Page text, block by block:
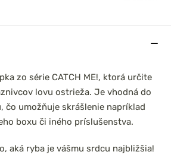
zo série CATCH ME!, ktorá určite
lovu ostrieža. Je vhodná do
čo umožňuje skrášlenie napríklad
boxu či iného príslušenstva.
aká ryba je vášmu srdcu najbližšia!